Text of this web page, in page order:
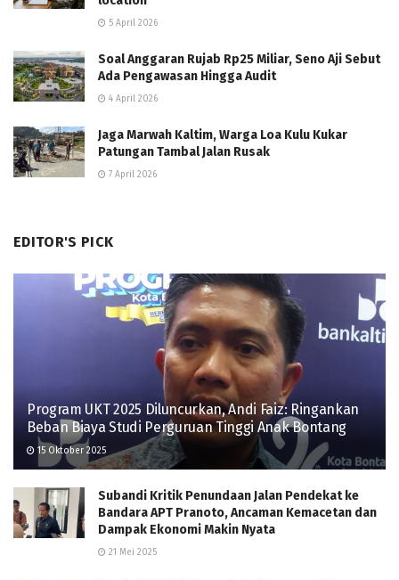
5 April 2026
Soal Anggaran Rujab Rp25 Miliar, Seno Aji Sebut
Ada Pengawasan Hingga Audit
4 April 2026
Jaga Marwah Kaltim, Warga Loa Kulu Kukar
Patungan Tambal Jalan Rusak
7 April 2026
EDITOR'S PICK
Program UKT 2025 Diluncurkan, Andi Faiz: Ringankan
Beban Biaya Studi Perguruan Tinggi Anak Bontang
15 Oktober 2025
Subandi Kritik Penundaan Jalan Pendekat ke
Bandara APT Pranoto, Ancaman Kemacetan dan
Dampak Ekonomi Makin Nyata
21 Mei 2025